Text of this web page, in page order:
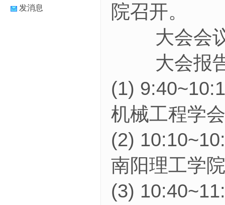
发消息
院召开。
大会会议
大会报告
(1)
机械工程学
(2)
南阳理工学
(3)